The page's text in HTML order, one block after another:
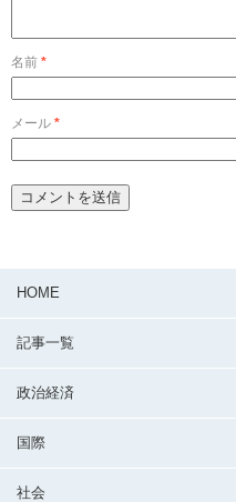
名前 *
メール *
HOME
記事一覧
政治経済
国際
社会